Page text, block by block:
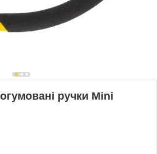
ручки Mini